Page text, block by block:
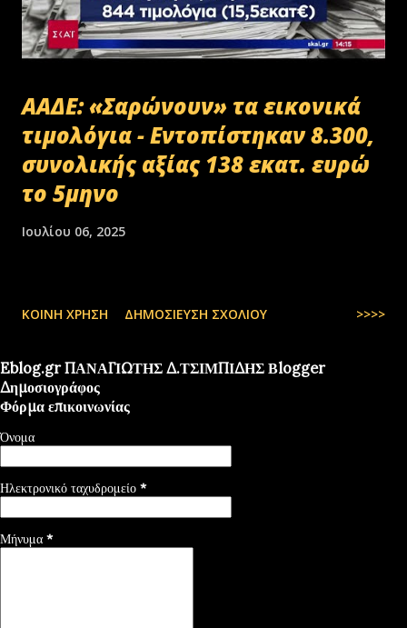
ΑΑΔΕ: «Σαρώνουν» τα εικονικά
τιμολόγια - Εντοπίστηκαν 8.300,
συνολικής αξίας 138 εκατ. ευρώ
το 5μηνο
Ιουλίου 06, 2025
ΚΟΙΝΉ ΧΡΉΣΗ ΔΗΜΟΣΊΕΥΣΗ ΣΧΟΛΊΟΥ >>>>
Eblog.gr ΠΑΝΑΓΙΩΤΗΣ Δ.ΤΣΙΜΠΙΔΗΣ Βlogger
Δημοσιογράφος
Φόρμα επικοινωνίας
Όνομα
Ηλεκτρονικό ταχυδρομείο *
Μήνυμα *